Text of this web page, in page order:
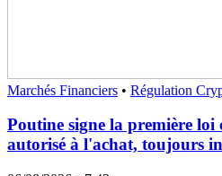
Marchés Financiers • Régulation
Poutine signe la première
autorisé à l'achat, toujours